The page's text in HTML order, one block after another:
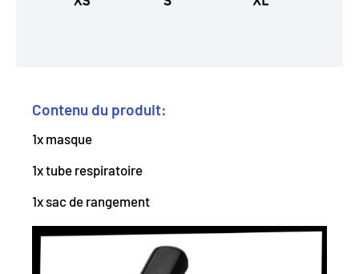
Contenu du produit:
1x masque
1x tube respiratoire
1x sac de rangement